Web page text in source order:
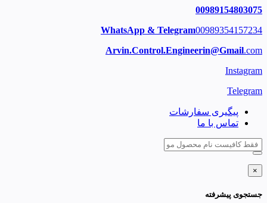
00989154803075
WhatsApp & Telegram00989354157234
Arvin.Control.Engineerin@Gmail.com
Instagram
Telegram
پیگیری سفارشات
تماس با ما
×
جستجوی پیشرفته